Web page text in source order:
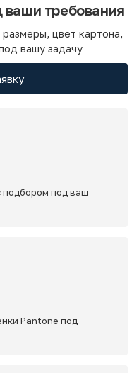
ваши требования
цвет картона,
вашу задачу
подбором под ваш
Pantone под